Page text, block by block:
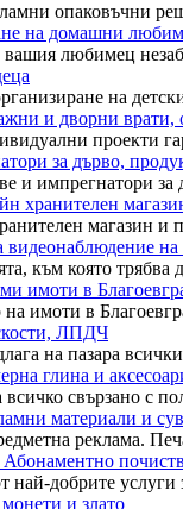
опаковъчни
на домашни
вашия любимец
на
и дворни врати,
проекти
за дърво,
и импрегнатори
хранителен
магазин и
видеонаблюдение
към която трябва
имоти в
имоти в
ЛПДЧ
на пазара
глина и
всичко свързано с
материали и
реклама.
Абонаментно
най-добрите
и злато